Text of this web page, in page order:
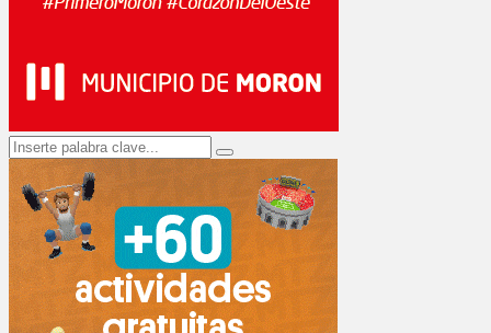
Search
for:
Search